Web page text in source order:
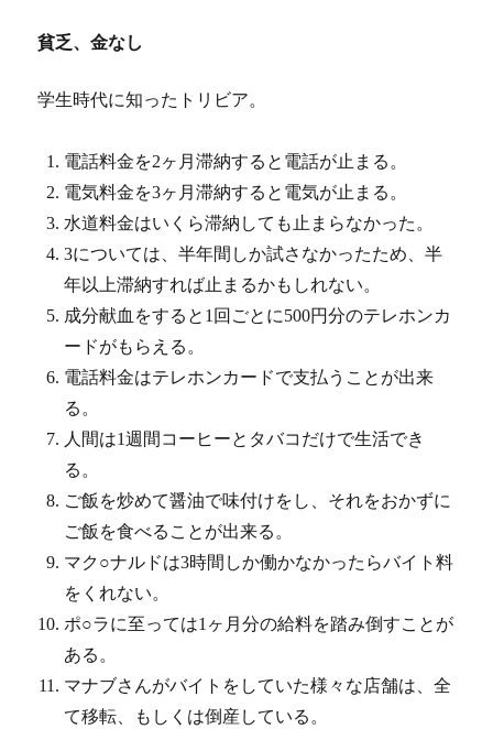
貧乏、金なし
学生時代に知ったトリビア。
電話料金を2ヶ月滞納すると電話が止まる。
電気料金を3ヶ月滞納すると電気が止まる。
水道料金はいくら滞納しても止まらなかった。
3については、半年間しか試さなかったため、半
年以上滞納すれば止まるかもしれない。
成分献血をすると1回ごとに500円分のテレホンカ
ードがもらえる。
電話料金はテレホンカードで支払うことが出来
る。
人間は1週間コーヒーとタバコだけで生活でき
る。
ご飯を炒めて醤油で味付けをし、それをおかずに
ご飯を食べることが出来る。
マク○ナルドは3時間しか働かなかったらバイト料
をくれない。
ポ○ラに至っては1ヶ月分の給料を踏み倒すことが
ある。
マナブさんがバイトをしていた様々な店舗は、全
て移転、もしくは倒産している。